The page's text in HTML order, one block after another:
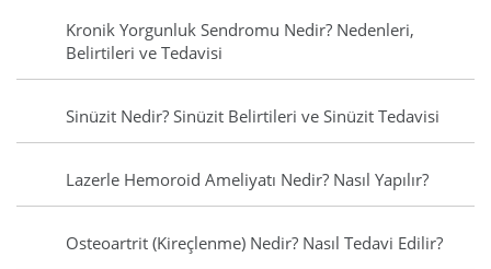
Kronik Yorgunluk Sendromu Nedir? Nedenleri,
Belirtileri ve Tedavisi
Sinüzit Nedir? Sinüzit Belirtileri ve Sinüzit Tedavisi
Lazerle Hemoroid Ameliyatı Nedir? Nasıl Yapılır?
Osteoartrit (Kireçlenme) Nedir? Nasıl Tedavi Edilir?